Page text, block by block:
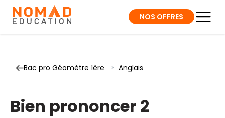
NOS OFFRES
Bac pro Géomètre 1ère > Anglais
Bien prononcer 2